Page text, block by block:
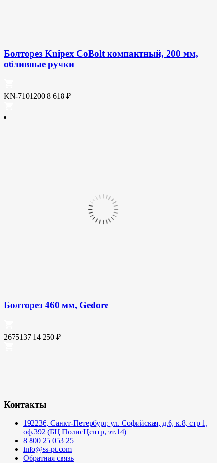
Болторез Knipex CoBolt компактный, 200 мм,
обливные ручки
KN-7101200 8 618 ₽
Болторез 460 мм, Gedore
2675137 14 250 ₽
Контакты
192236, Санкт-Петербург, ул. Софийская, д.6, к.8, стр.1,
оф.392 (БЦ ПолисЦентр, эт.14)
8 800 25 053 25
info@ss-pt.com
Обратная связь